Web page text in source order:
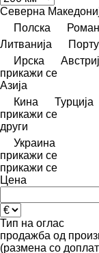
Северна
Полска
Литванија
Ирска
прикажи се
Азија
Кина
Турција
прикажи се
други
Украина
прикажи се
прикажи се
Цена
Тип на оглас
продажба од
(размена со